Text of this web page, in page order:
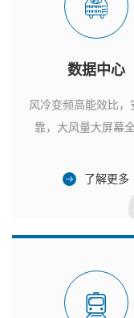
数据中心
风冷变频高能效比，
靠，大风量大屏幕
了解更多